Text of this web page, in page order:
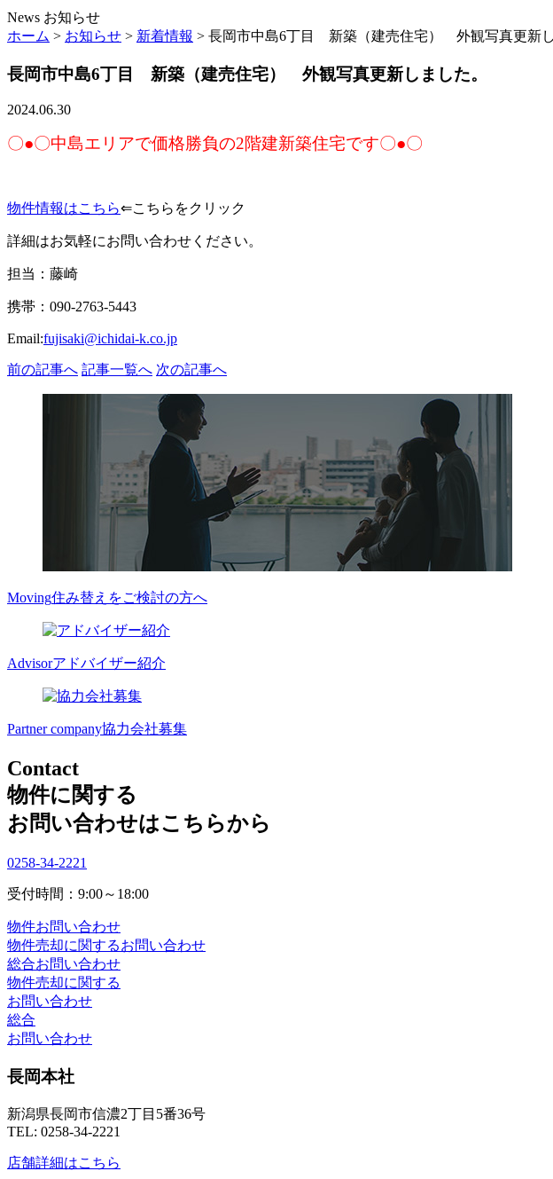
News お知らせ
ホーム > お知らせ > 新着情報 > 長岡市中島6丁目 新築（建売住宅） 外観写真更新し
長岡市中島6丁目 新築（建売住宅） 外観写真更新しました。
2024.06.30
〇●〇中島エリアで価格勝負の2階建新築住宅です〇●〇
物件情報はこちら⇐こちらをクリック
詳細はお気軽にお問い合わせください。
担当：藤崎
携帯：090-2763-5443
Email:fujisaki@ichidai-k.co.jp
前の記事へ 記事一覧へ 次の記事へ
Moving住み替えをご検討の方へ
Advisorアドバイザー紹介
Partner company協力会社募集
Contact
物件に関する
お問い合わせはこちらから
0258-34-2221
受付時間：9:00～18:00
物件お問い合わせ
物件売却に関するお問い合わせ
総合お問い合わせ
物件売却に関する
お問い合わせ
総合
お問い合わせ
長岡本社
新潟県長岡市信濃2丁目5番36号
TEL: 0258-34-2221
店舗詳細はこちら